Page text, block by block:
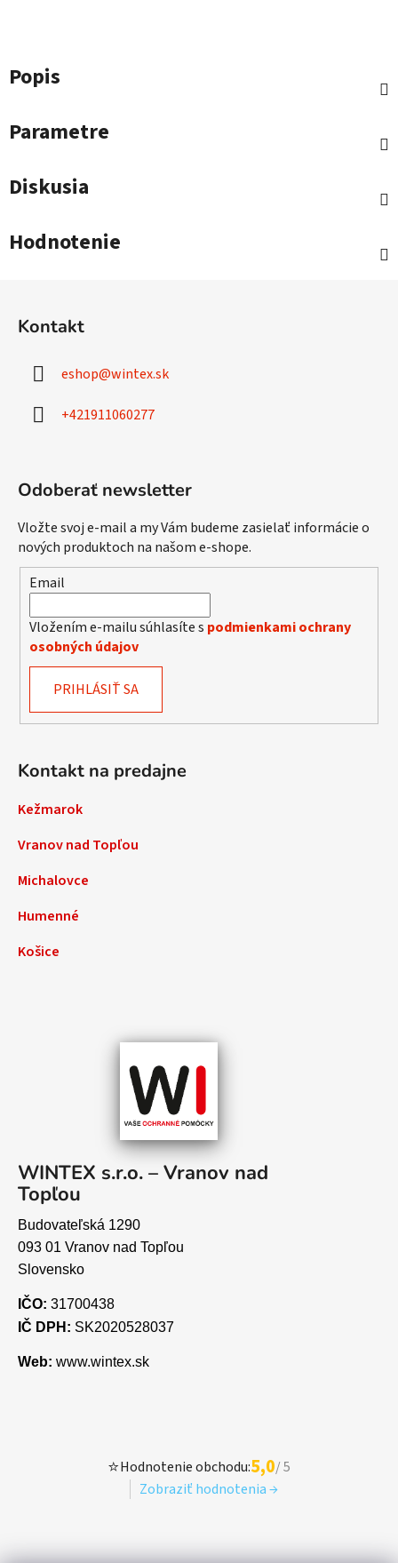
Popis
Parametre
Diskusia
Hodnotenie
Kontakt
eshop@wintex.sk
+421911060277
Odoberať newsletter
Vložte svoj e-mail a my Vám budeme zasielať informácie o
nových produktoch na našom e-shope.
Email
Vložením e-mailu súhlasíte s podmienkami ochrany
osobných údajov
PRIHLÁSIŤ SA
Kontakt na predajne
Kežmarok
Vranov nad Topľou
Michalovce
Humenné
Košice
WINTEX s.r.o. – Vranov nad
Topľou
Budovateľská 1290
093 01 Vranov nad Topľou
Slovensko
IČO: 31700438
IČ DPH: SK2020528037
Web: www.wintex.sk
⭐Hodnotenie obchodu:5,0/ 5
Zobraziť hodnotenia →